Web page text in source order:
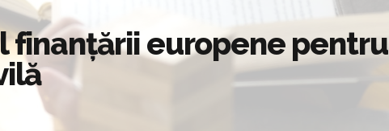
finanțării europene pentru